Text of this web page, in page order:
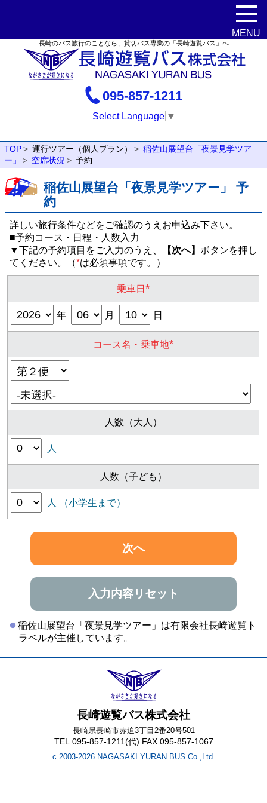
長崎のバス旅行のことなら、貸切バス専業の「長崎遊覧バス」へ
095-857-1211
Select Language ▼
TOP 運行ツアー（個人プラン）
稲佐山展望台「夜景見学ツア
ー」
空席状況 予約
稲佐山展望台「夜景見学ツアー」 予
約
詳しい旅行条件などをご確認のうえお申込み下さい。
■予約コース・日程・人数入力
▼下記の予約項目をご入力のうえ、
【次へ】 ボタンを押し
てください。（*は必須事項です。）
乗車日*
年 月 日
コース名・乗車地*
人数（大人）
人
人数（子ども）
人 （小学生まで）
次へ
入力内容リセット
稲佐山展望台「夜景見学ツアー」は有限会社長崎遊覧ト
ラベルが主催しています。
長崎遊覧バス株式会社
長崎県長崎市赤迫3丁目2番20号501
TEL.095-857-1211(代) FAX.095-857-1067
c 2003-2026 NAGASAKI YURAN BUS Co.,Ltd.